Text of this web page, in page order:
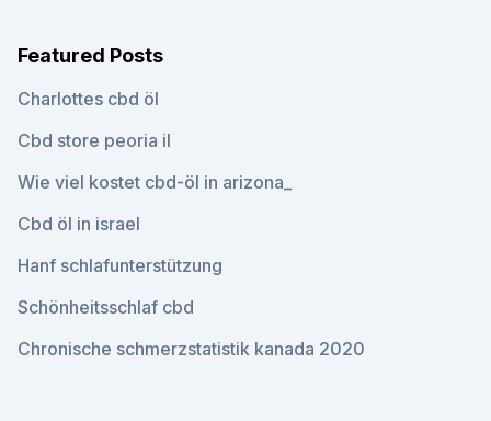
Featured Posts
Charlottes cbd öl
Cbd store peoria il
Wie viel kostet cbd-öl in arizona_
Cbd öl in israel
Hanf schlafunterstützung
Schönheitsschlaf cbd
Chronische schmerzstatistik kanada 2020